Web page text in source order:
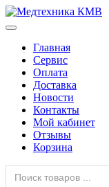
Главная
Сервис
Оплата
Доставка
Новости
Контакты
Мой кабинет
Отзывы
Корзина
Search
for: